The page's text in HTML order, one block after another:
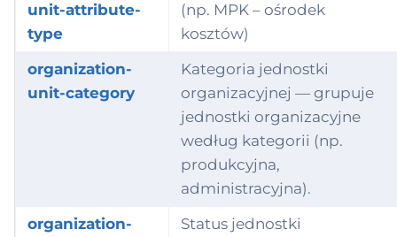
unit-attribute-
type
(np. MPK – ośrodek
kosztów)
organization-
unit-category
Kategoria jednostki
organizacyjnej — grupuje
jednostki organizacyjne
według kategorii (np.
produkcyjna,
administracyjna).
organization-
Status jednostki